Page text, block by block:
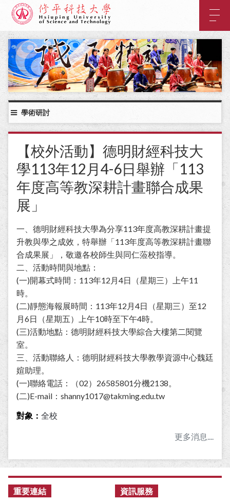
內
容
區
塊
:::
學術研討
【校外活動】德明財經科技大
學113年12月4-6日舉辦「113
年度高等教深耕計畫聯合成果
展」
一、德明財經科技大學為分享113年度高教深耕計畫提
升教與學之成效，特舉辦「113年度高等教深耕計畫聯
合成果展」，敬邀各校師生與同仁蒞校指導。
二、活動時間與地點：
(一)開幕式時間：113年12月4日（星期三）上午11
時。
(二)靜態海報展時間：113年12月4日（星期三）至12
月6日（星期五）上午10時至下午4時。
(三)活動地點：德明財經科技大學綜合大樓第二閱覽
室。
三、活動聯絡人：德明財經科技大學教學資源中心魏廷
媗助理。
(一)聯絡電話：（02）26585801分機2138。
(二)E-mail：shanny1017@takming.edu.tw
對象： 全校
更多消息....
重要連結
資訊服務